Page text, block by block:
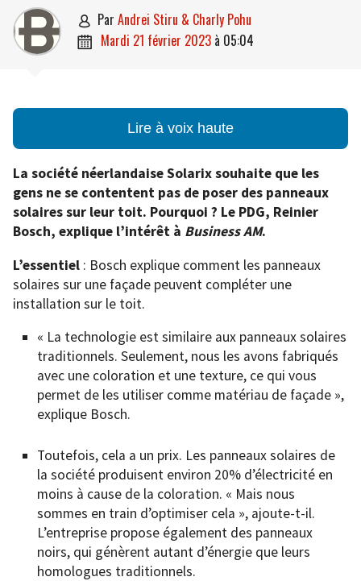
 par Andrei Stiru & Charly Pohu
 mardi 21 février 2023 à 05:04
Lire à voix haute
La société néerlandaise Solarix souhaite que les
gens ne se contentent pas de poser des panneaux
solaires sur leur toit. Pourquoi ? Le PDG, Reinier
Bosch, explique l’intérêt à Business AM.
L’essentiel : Bosch explique comment les panneaux
solaires sur une façade peuvent compléter une
installation sur le toit.
« La technologie est similaire aux panneaux solaires
traditionnels. Seulement, nous les avons fabriqués
avec une coloration et une texture, ce qui vous
permet de les utiliser comme matériau de façade »,
explique Bosch.
Toutefois, cela a un prix. Les panneaux solaires de
la société produisent environ 20% d’électricité en
moins à cause de la coloration. « Mais nous
sommes en train d’optimiser cela », ajoute-t-il.
L’entreprise propose également des panneaux
noirs, qui génèrent autant d’énergie que leurs
homologues traditionnels.